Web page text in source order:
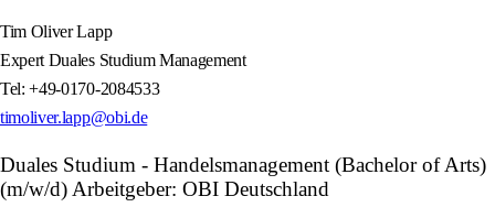
Tim Oliver Lapp
Expert Duales Studium Management
Tel: +49-0170-2084533
timoliver.lapp@obi.de
Duales Studium - Handelsmanagement (Bachelor of Arts)
(m/w/d) Arbeitgeber: OBI Deutschland